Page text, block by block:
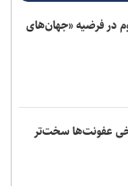
در فرضیه «جهان‌های
عفونت‌ها سخت‌تر